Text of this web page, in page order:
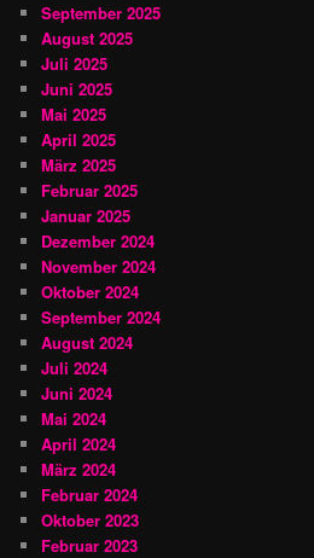
September 2025
August 2025
Juli 2025
Juni 2025
Mai 2025
April 2025
März 2025
Februar 2025
Januar 2025
Dezember 2024
November 2024
Oktober 2024
September 2024
August 2024
Juli 2024
Juni 2024
Mai 2024
April 2024
März 2024
Februar 2024
Oktober 2023
Februar 2023